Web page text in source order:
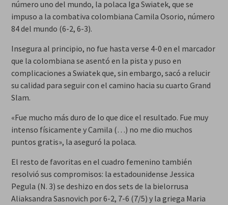
número uno del mundo, la polaca Iga Swiatek, que se
impuso a la combativa colombiana Camila Osorio, número
84 del mundo (6-2, 6-3).
Insegura al principio, no fue hasta verse 4-0 en el marcador
que la colombiana se asentó en la pista y puso en
complicaciones a Swiatek que, sin embargo, sacó a relucir
su calidad para seguir con el camino hacia su cuarto Grand
Slam.
«Fue mucho más duro de lo que dice el resultado. Fue muy
intenso físicamente y Camila (…) no me dio muchos
puntos gratis», la aseguró la polaca.
El resto de favoritas en el cuadro femenino también
resolvió sus compromisos: la estadounidense Jessica
Pegula (N. 3) se deshizo en dos sets de la bielorrusa
Aliaksandra Sasnovich por 6-2, 7-6 (7/5) y la griega Maria